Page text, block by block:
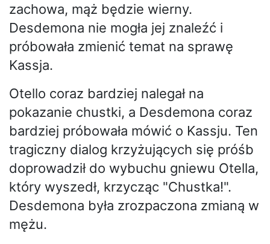
zachowa, mąż będzie wierny.
Desdemona nie mogła jej znaleźć i
próbowała zmienić temat na sprawę
Kassja.
Otello coraz bardziej nalegał na
pokazanie chustki, a Desdemona coraz
bardziej próbowała mówić o Kassju. Ten
tragiczny dialog krzyżujących się próśb
doprowadził do wybuchu gniewu Otella,
który wyszedł, krzycząc "Chustka!".
Desdemona była zrozpaczona zmianą w
mężu.